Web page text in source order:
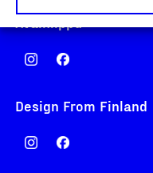
Design From Finland